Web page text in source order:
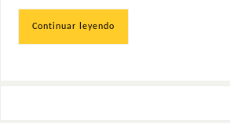
Continuar leyendo